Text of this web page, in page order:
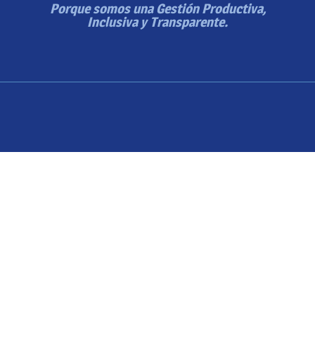
Porque somos una Gestión Productiva,
Inclusiva y Transparente.